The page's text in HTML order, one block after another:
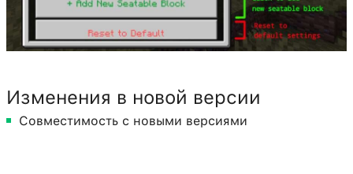
Изменения в новой версии
Совместимость с новыми версиями